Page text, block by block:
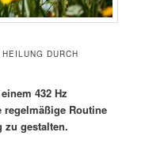
DURCH
432 Hz
regelmäßige Routine
zu gestalten.